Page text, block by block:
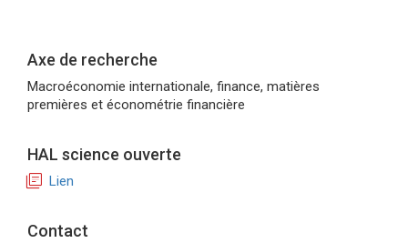
Axe de recherche
Macroéconomie internationale, finance, matières
premières et économétrie financière
HAL science ouverte
library_books Lien
Contact